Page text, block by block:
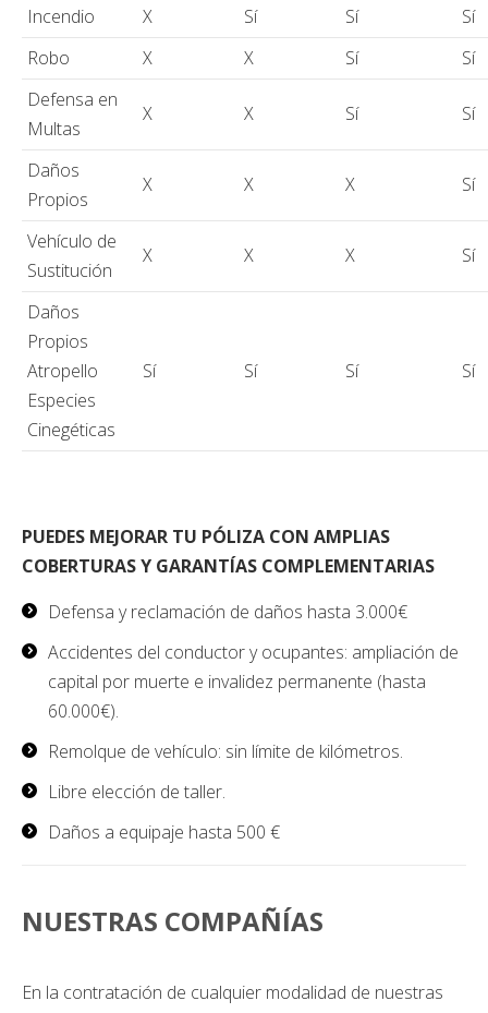
Incendio
X Sí Sí
Sí
Robo
X X Sí
Sí
Defensa en
Multas
X X Sí Sí
Daños
Propios
X X X Sí
Vehículo de
Sustitución
X X X Sí
Daños
Propios
Atropello
Especies
Cinegéticas
Sí Sí Sí Sí
PUEDES MEJORAR TU PÓLIZA CON AMPLIAS
COBERTURAS Y GARANTÍAS COMPLEMENTARIAS
Defensa y reclamación de daños hasta 3.000€
Accidentes del conductor y ocupantes: ampliación de
capital por muerte e invalidez permanente (hasta
60.000€).
Remolque de vehículo: sin límite de kilómetros.
Libre elección de taller.
Daños a equipaje hasta 500 €
NUESTRAS COMPAÑÍAS
En la contratación de cualquier modalidad de nuestras